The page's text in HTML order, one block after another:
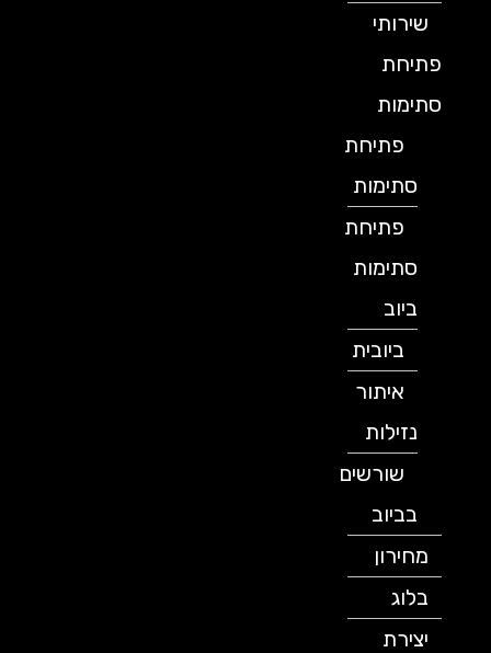
שירותי
פתיחת
סתימות
פתיחת
סתימות
פתיחת
סתימות
ביובית
איתור
נזילות
שורשים
בביוב
מחירון
יצירת